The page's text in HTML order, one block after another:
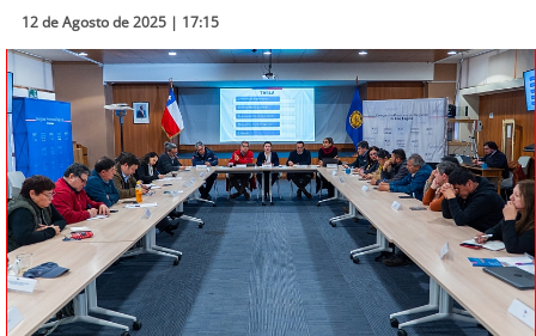
Economía
Deportes
Tecnología
Sostenibilidad
soychile
soyarica
12 de Agosto de 2025 | 17:15